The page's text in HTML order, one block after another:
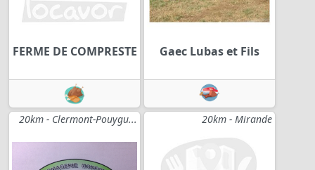
FERME DE COMPRESTE Gaec Lubas et Fils
20km - Clermont-Pouygu... 20km - Mirande